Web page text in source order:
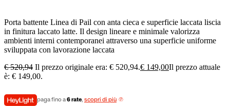
Porta battente Linea di Pail con anta cieca e superficie laccata liscia
in finitura laccato latte. Il design lineare e minimale valorizza
ambienti interni contemporanei attraverso una superficie uniforme
sviluppata con lavorazione laccata
€520,94 Il prezzo originale era: € 520,94.€ 149,00Il prezzo attuale
è: € 149,00.
paga fino a6 rate, scopri di più